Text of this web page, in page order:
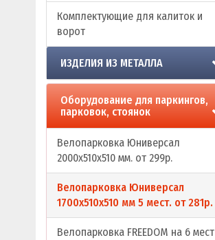
Комплектующие для калиток и
ворот
ИЗДЕЛИЯ ИЗ МЕТАЛЛА
Оборудование для паркингов,
парковок, стоянок
Велопарковка Юниверсал
2000х510х510 мм. от 299р.
Велопарковка Юниверсал
1700х510х510 мм 5 мест. от 281р.
Велопарковка FREEDOM на 6 мест